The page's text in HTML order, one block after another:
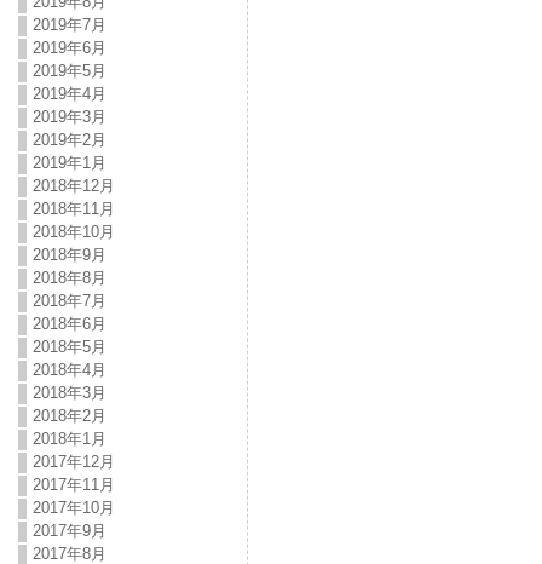
2019年7月
2019年6月
2019年5月
2019年4月
2019年3月
2019年2月
2019年1月
2018年12月
2018年11月
2018年10月
2018年9月
2018年8月
2018年7月
2018年6月
2018年5月
2018年4月
2018年3月
2018年2月
2018年1月
2017年12月
2017年11月
2017年10月
2017年9月
2017年8月